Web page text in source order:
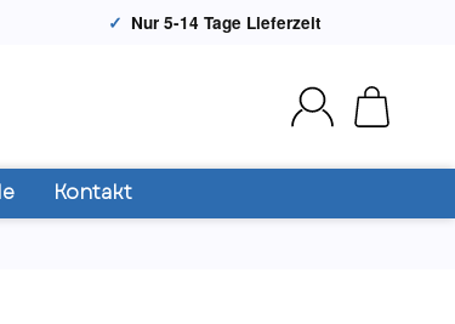
Nur 5-14 Tage Lieferzeit
Kontakt